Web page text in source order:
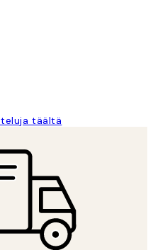
täältä